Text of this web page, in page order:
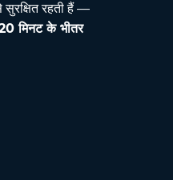
रहती हैं —
मिनट के भीतर